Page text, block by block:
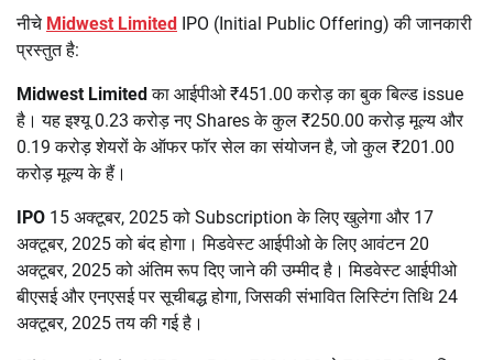
नीचे Midwest Limited
IPO (Initial Public Offering) की जानकारी
प्रस्तुत है:
Midwest Limited का आईपीओ ₹451.00 करोड़ का बुक बिल्ड issue
है। यह इश्यू 0.23 करोड़ नए Shares के कुल ₹250.00 करोड़ मूल्य और
0.19 करोड़ शेयरों के ऑफर फॉर सेल का संयोजन है, जो कुल ₹201.00
करोड़ मूल्य के हैं।
IPO 15 अक्टूबर, 2025 को Subscription के लिए खुलेगा और 17
अक्टूबर, 2025 को बंद होगा। मिडवेस्ट आईपीओ के लिए आवंटन 20
अक्टूबर, 2025 को अंतिम रूप दिए जाने की उम्मीद है। मिडवेस्ट आईपीओ
बीएसई और एनएसई पर सूचीबद्ध होगा, जिसकी संभावित लिस्टिंग तिथि 24
अक्टूबर, 2025 तय की गई है।